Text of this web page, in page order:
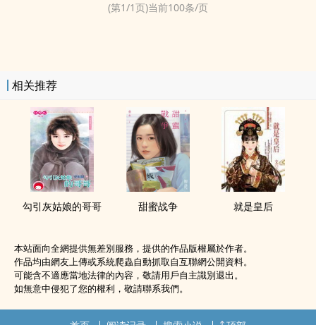
(第1/1页)当前100条/页
相关推荐
勾引灰姑娘的哥哥 甜蜜战争 就是皇后
本站面向全網提供無差別服務，提供的作品版權屬於作者。
作品均由網友上傳或系統爬蟲自動抓取自互聯網公開資料。
可能含不適應當地法律的內容，敬請用戶自主識別退出。
如無意中侵犯了您的權利，敬請聯系我們。